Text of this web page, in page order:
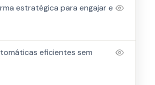
estratégica para engajar e
eficientes sem